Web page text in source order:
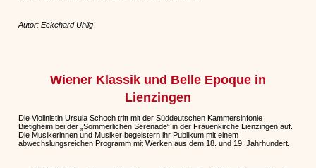
Autor: Eckehard Uhlig
Wiener Klassik und Belle Epoque in
Lienzingen
Die Violinistin Ursula Schoch tritt mit der Süddeutschen Kammersinfonie
Bietigheim bei der „Sommerlichen Serenade“ in der Frauenkirche Lienzingen auf.
Die Musikerinnen und Musiker begeistern ihr Publikum mit einem
abwechslungsreichen Programm mit Werken aus dem 18. und 19. Jahrhundert.